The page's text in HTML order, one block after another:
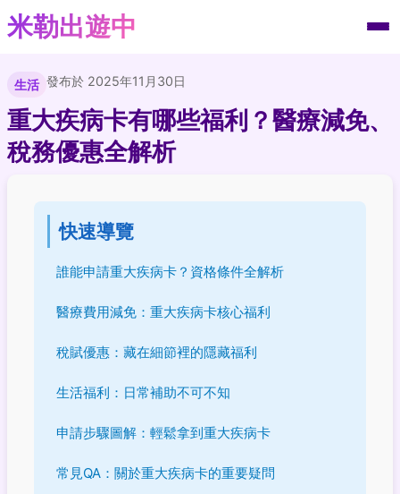
米勒出遊中
生活 發布於 2025年11月30日
重大疾病卡有哪些福利？醫療減免、
稅務優惠全解析
快速導覽
誰能申請重大疾病卡？資格條件全解析
醫療費用減免：重大疾病卡核心福利
稅賦優惠：藏在細節裡的隱藏福利
生活福利：日常補助不可不知
申請步驟圖解：輕鬆拿到重大疾病卡
常見QA：關於重大疾病卡的重要疑問